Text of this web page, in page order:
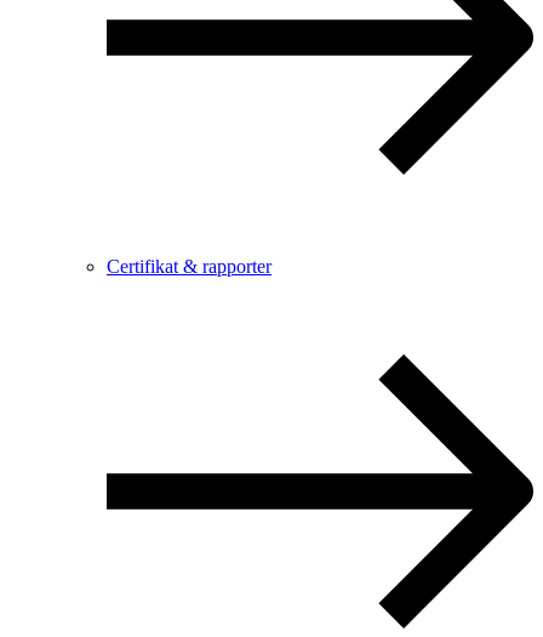
Certifikat & rapporter